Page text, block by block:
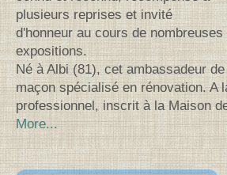
plusieurs reprises et invité
d'honneur au cours de nombreuses
expositions.
Né à Albi (81), cet ambassadeur
maçon spécialisé en rénovation. A
professionnel, inscrit à la Maison
More...
Search for: